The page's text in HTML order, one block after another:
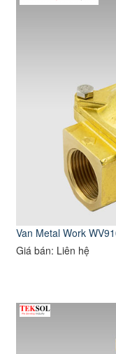
Van Metal Work
Giá bán: Liên hệ